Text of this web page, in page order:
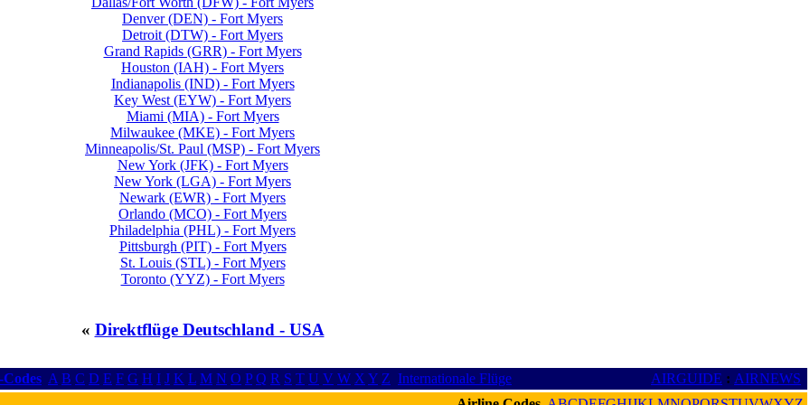
Denver (DEN) - Fort Myers
Detroit (DTW) - Fort Myers
Grand Rapids (GRR) - Fort Myers
Houston (IAH) - Fort Myers
Indianapolis (IND) - Fort Myers
Key West (EYW) - Fort Myers
Miami (MIA) - Fort Myers
Milwaukee (MKE) - Fort Myers
Minneapolis/St. Paul (MSP) - Fort Myers
New York (JFK) - Fort Myers
New York (LGA) - Fort Myers
Newark (EWR) - Fort Myers
Orlando (MCO) - Fort Myers
Philadelphia (PHL) - Fort Myers
Pittsburgh (PIT) - Fort Myers
St. Louis (STL) - Fort Myers
Toronto (YYZ) - Fort Myers
« Direktflüge Deutschland - USA
A B C D E F G H I J K L M N O P Q R S T U V W X Y Z Internationale Flüge AIRGUIDE : AIRNEWS